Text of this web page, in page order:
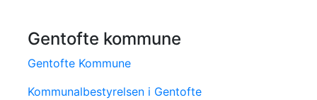
Gentofte kommune
Gentofte Kommune
Kommunalbestyrelsen i Gentofte